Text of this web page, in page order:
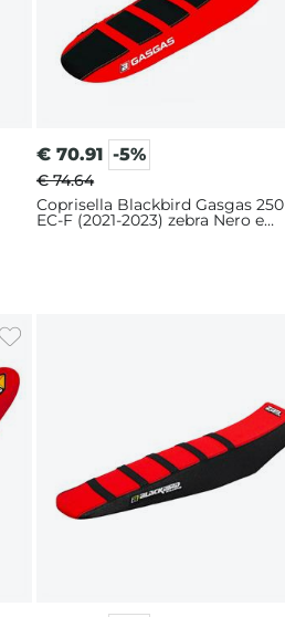
€ 70.91 -5%
€ 74.64
Coprisella Blackbird Gasgas 250
EC-F (2021-2023) zebra Nero e
Rosso